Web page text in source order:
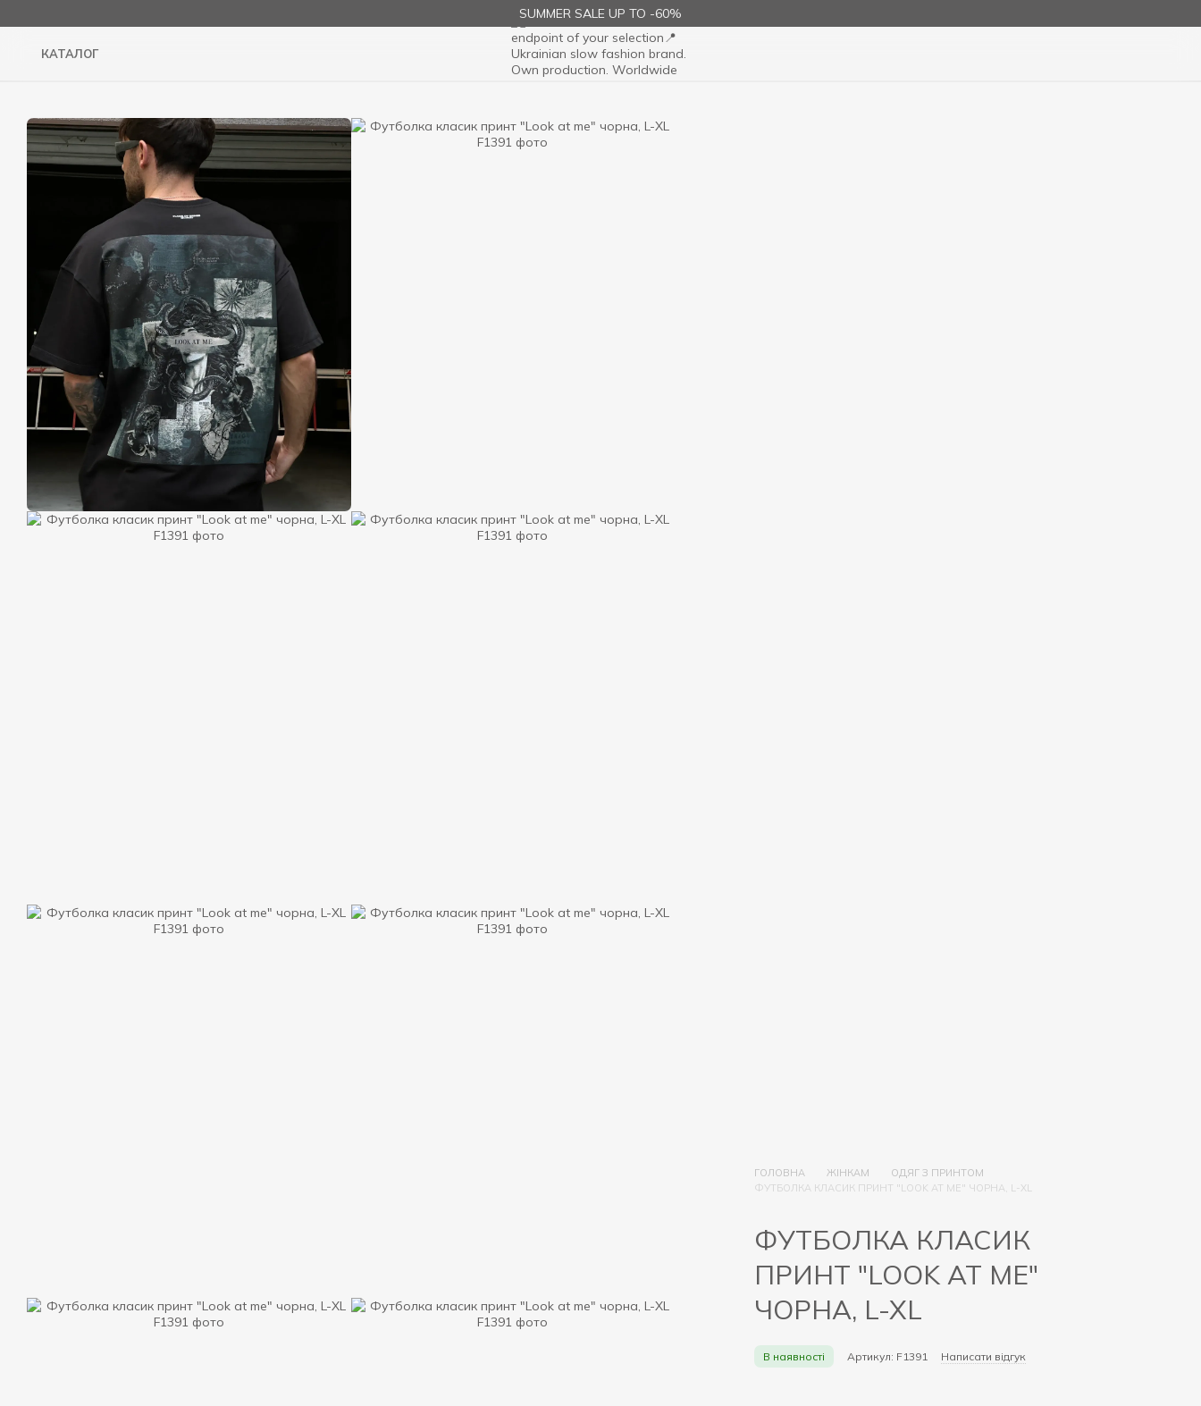
SUMMER SALE UP TO -60%
КАТАЛОГ
ГОЛОВНА ЖІНКАМ
ОДЯГ З ПРИНТОМ
ФУТБОЛКА КЛАСИК ПРИНТ "LOOK AT ME" ЧОРНА, L-XL
ФУТБОЛКА КЛАСИК
ПРИНТ "LOOK AT ME"
ЧОРНА, L-XL
В наявності Артикул: F1391 Написати відгук